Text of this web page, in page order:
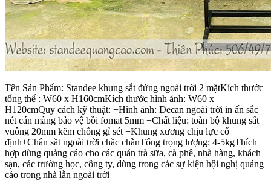
Tên Sản Phẩm: Standee khung sắt đứng ngoài trời 2 mặtKích thước
tổng thể : W60 x H160cmKích thước hình ảnh: W60 x
H120cmQuy cách kỹ thuật: +Hình ảnh: Decan ngoài trời in ấn sắc
nét cán màng bảo vệ bồi fomat 5mm +Chất liệu: toàn bộ khung sắt
vuông 20mm kẽm chống gỉ sét +Khung xương chịu lực cố
định+Chân sắt ngoài trời chắc chắnTổng trọng lượng: 4-5kgThích
hợp dùng quảng cáo cho các quán trà sữa, cà phê, nhà hàng, khách
sạn, các trường học, công ty, dùng trong các sự kiện hội nghị quảng
cáo trong nhà lẫn ngoài trời